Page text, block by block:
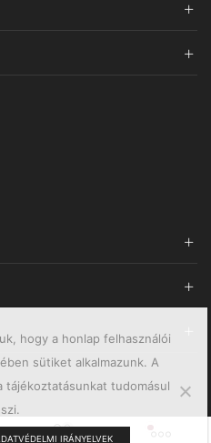
0
hogy a honlap felhasználói
sütiket alkalmazunk. A
tájékoztatásunkat tudomásul
IRÁNYELVEK